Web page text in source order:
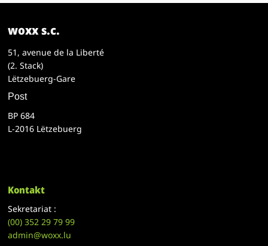
woxx s.c.
51, avenue de la Liberté
(2. Stack)
Lëtzebuerg-Gare
Post
BP 684
L-2016 Lëtzebuerg
Kontakt
Sekretariat :
(00)352 29 79 99
admin@woxx.lu